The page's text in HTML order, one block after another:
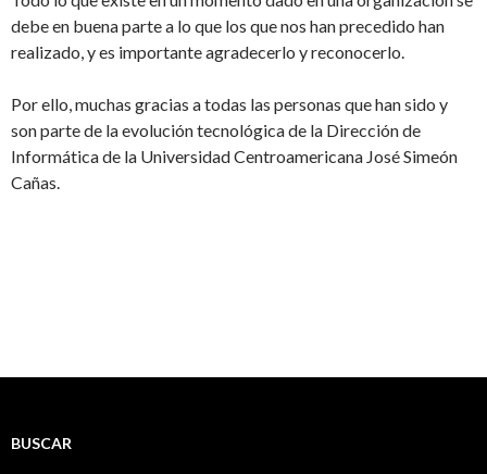
debe en buena parte a lo que los que nos han precedido han
realizado, y es importante agradecerlo y reconocerlo.
Por ello, muchas gracias a todas las personas que han sido y
son parte de la evolución tecnológica de la Dirección de
Informática de la Universidad Centroamericana José Simeón
Cañas.
BUSCAR